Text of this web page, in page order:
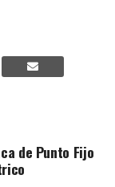
de Punto Fijo